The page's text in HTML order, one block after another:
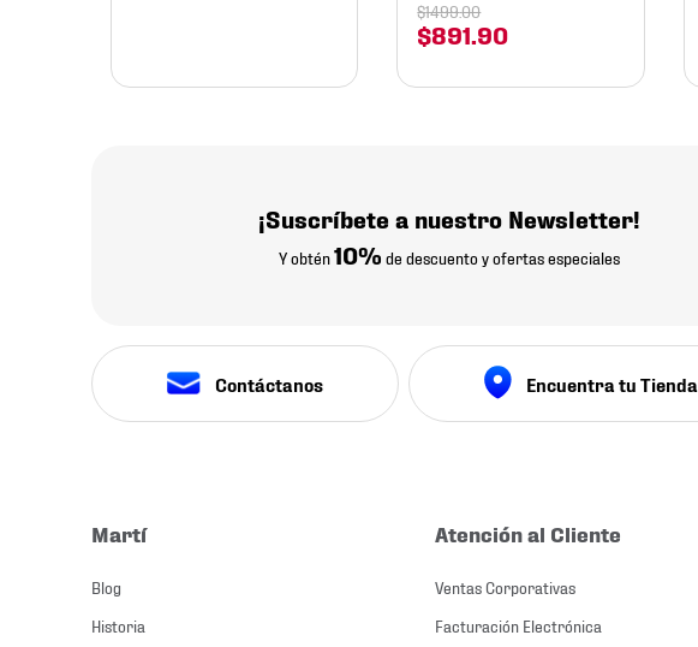
$891.90
$1499.00
¡Suscríbete a nuestro Newsletter!
Y obtén10% de descuento y ofertas especiales
Contáctanos Encuentra tu Tienda
Martí
Blog
Historia
Atención al Cliente
Ventas Corporativas
Facturación Electrónica